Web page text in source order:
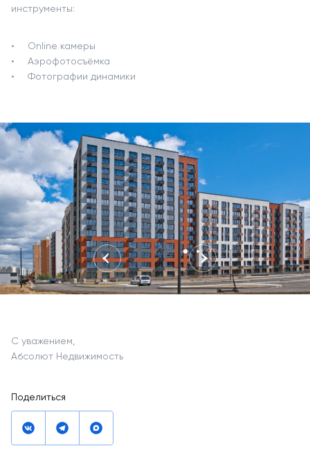
инструменты:
Online камеры
Аэрофотосъёмка
Фотографии динамики
С уважением,
Абсолют Недвижимость
Поделиться